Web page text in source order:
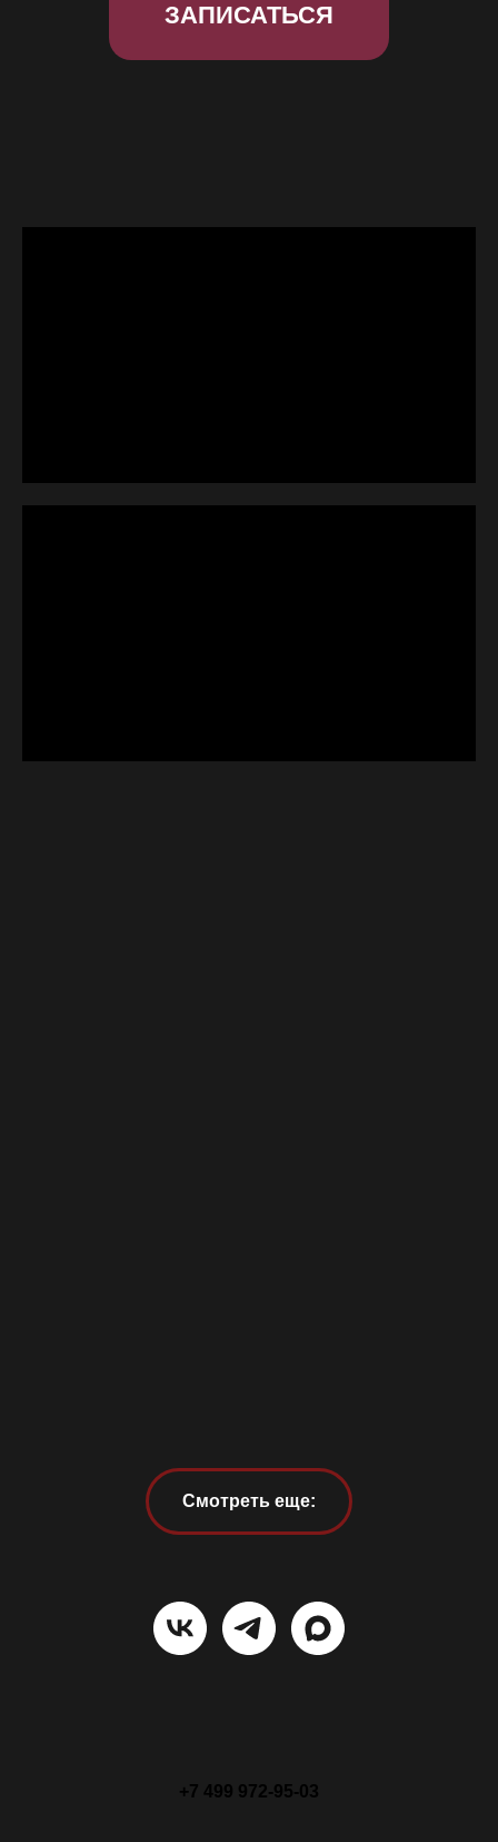
ЗАПИСАТЬСЯ
Смотреть еще:
+7 499 972-95-03